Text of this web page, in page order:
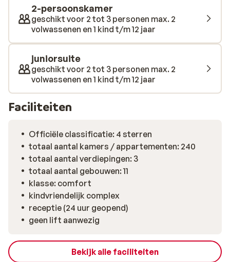
vakantie naar het mooie eiland Menorca!
2-persoonskamer
geschikt voor 2 tot 3 personen max. 2
volwassenen en 1 kind t/m 12 jaar
juniorsuite
geschikt voor 2 tot 3 personen max. 2
volwassenen en 1 kind t/m 12 jaar
Faciliteiten
Officiële classificatie: 4 sterren
totaal aantal kamers / appartementen: 240
totaal aantal verdiepingen: 3
totaal aantal gebouwen: 11
klasse: comfort
kindvriendelijk complex
receptie (24 uur geopend)
geen lift aanwezig
Bekijk alle faciliteiten